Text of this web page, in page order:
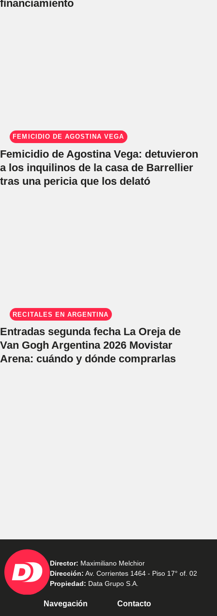
financiamiento
FEMICIDIO DE AGOSTINA VEGA
Femicidio de Agostina Vega: detuvieron
a los inquilinos de la casa de Barrellier
tras una pericia que los delató
RECITALES EN ARGENTINA
Entradas segunda fecha La Oreja de
Van Gogh Argentina 2026 Movistar
Arena: cuándo y dónde comprarlas
Director: Maximiliano Melchior
Dirección: Av. Corrientes 1464 - Piso 17° of. 02
Propiedad: Data Grupo S.A.
Navegación Contacto